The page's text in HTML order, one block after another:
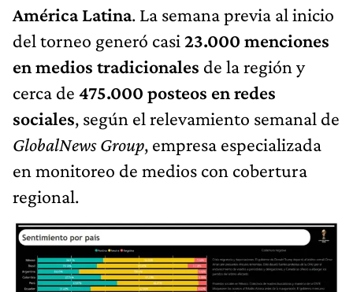
América Latina. La semana previa al inicio
del torneo generó casi 23.000 menciones
en medios tradicionales de la región y
cerca de 475.000 posteos en redes
sociales, según el relevamiento semanal de
GlobalNews Group, empresa especializada
en monitoreo de medios con cobertura
regional.